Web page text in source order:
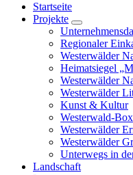
Startseite
Projekte
Regionaler
Westerwälder
Heimatsiegel
Westerwälder
Westerwälder
Kunst & Kultur
Westerwald-Box
Westerwälder
Westerwälder
Unterwegs in
Landschaft